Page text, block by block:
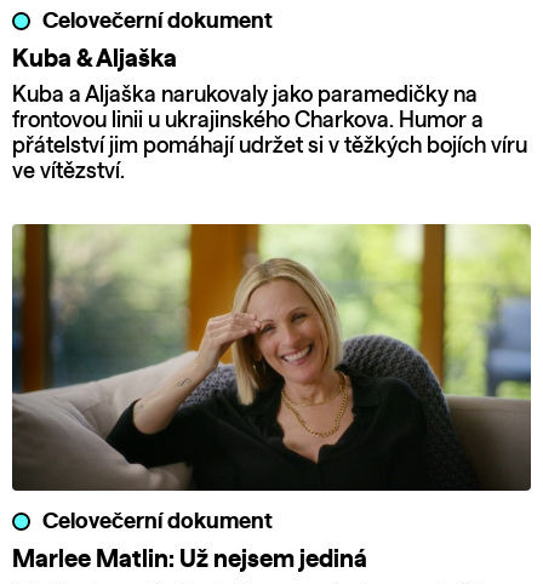
Celovečerní dokument
Kuba & Aljaška
Kuba a Aljaška narukovaly jako paramedičky na
frontovou linii u ukrajinského Charkova. Humor a
přátelství jim pomáhají udržet si v těžkých bojích víru
ve vítězství.
Celovečerní dokument
Marlee Matlin: Už nejsem jediná